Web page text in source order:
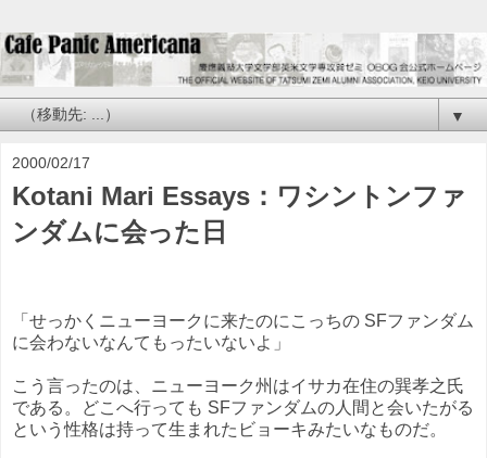
▼
2000/02/17
Kotani Mari Essays：ワシントンファ
ンダムに会った日
「せっかくニューヨークに来たのにこっちの SFファンダム
に会わないなんてもったいないよ」
こう言ったのは、ニューヨーク州はイサカ在住の巽孝之氏
である。どこへ行っても SFファンダムの人間と会いたがる
という性格は持って生まれたビョーキみたいなものだ。